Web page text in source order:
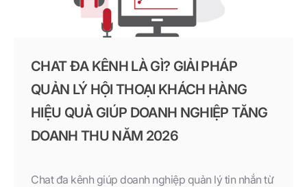
CHAT ĐA KÊNH LÀ GÌ? GIẢI PHÁP
QUẢN LÝ HỘI THOẠI KHÁCH HÀNG
HIỆU QUẢ GIÚP DOANH NGHIỆP TĂNG
DOANH THU NĂM 2026
Chat đa kênh giúp doanh nghiệp quản lý tin nhắn từ